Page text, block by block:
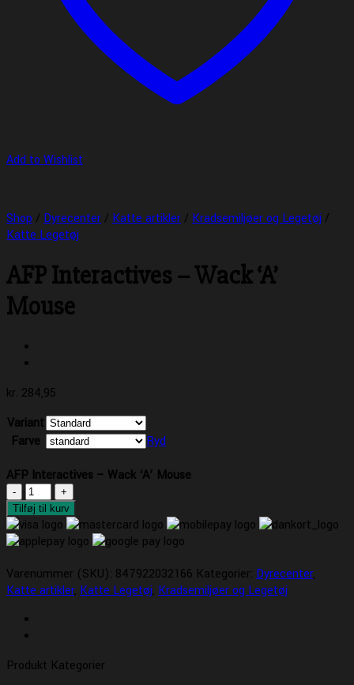
Add to Wishlist
Shop / Dyrecenter / Katte artikler / Kradsemiljøer og Legetøj /
Katte Legetøj
AFP Interactives – Wack ‘A’
Mouse
kr. 284,95
Variant
Farve
Ryd
AFP Interactives – Wack ‘A’ Mouse
AFP
Interactives
-
Wack
Mouse
antal
Tilføj til kurv
Varenummer (SKU): 847922032166 Kategorier: Dyrecenter,
Katte artikler, Katte Legetøj, Kradsemiljøer og Legetøj
Produkt Kategorier